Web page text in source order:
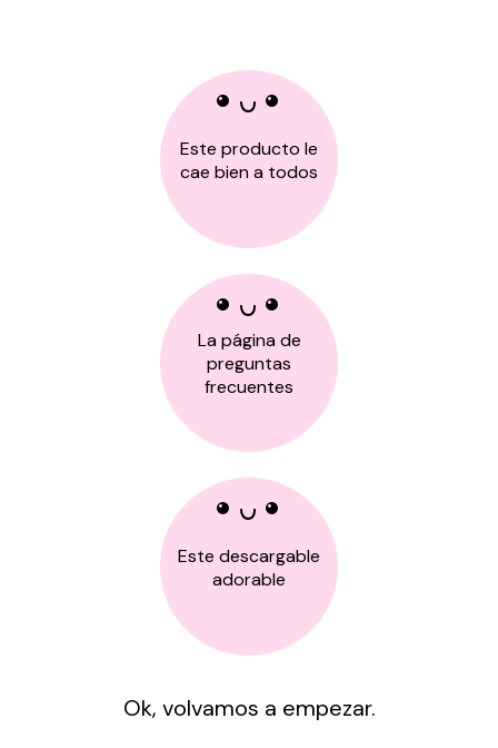
Este producto le
cae bien a todos
La página de
preguntas
frecuentes
Este descargable
adorable
Ok, volvamos a empezar.